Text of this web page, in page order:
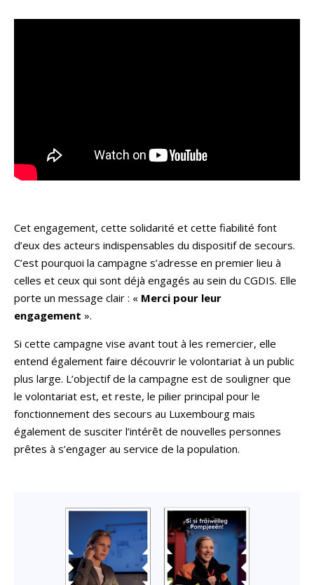
Cet engagement, cette solidarité et cette fiabilité font
d’eux des acteurs indispensables du dispositif de secours.
C’est pourquoi la campagne s’adresse en premier lieu à
celles et ceux qui sont déjà engagés au sein du CGDIS. Elle
porte un message clair : « Merci pour leur
engagement ».
Si cette campagne vise avant tout à les remercier, elle
entend également faire découvrir le volontariat à un public
plus large. L’objectif de la campagne est de souligner que
le volontariat est, et reste, le pilier principal pour le
fonctionnement des secours au Luxembourg mais
également de susciter l’intérêt de nouvelles personnes
prêtes à s’engager au service de la population.